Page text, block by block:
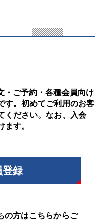
・ご予約・各種会員向け
す。初めてご利用のお客
ください。なお、入会
す。
登録
の方はこちらからご